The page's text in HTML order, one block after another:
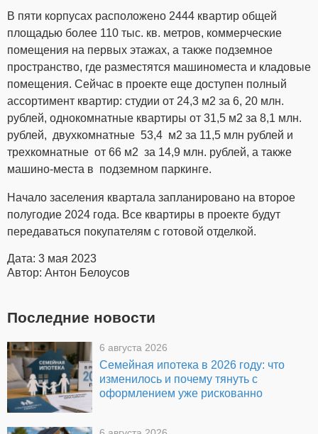
В пяти корпусах расположено 2444 квартир общей
площадью более 110 тыс. кв. метров, коммерческие
помещения на первых этажах, а также подземное
пространство, где разместятся машиноместа и кладовые
помещения. Сейчас в проекте еще доступен полный
ассортимент квартир: студии от 24,3 м2 за 6, 20 млн.
рублей, однокомнатные квартиры от 31,5 м2 за 8,1 млн.
рублей, двухкомнатные 53,4 м2 за 11,5 млн рублей и
трехкомнатные от 66 м2 за 14,9 млн. рублей, а также
машино-места в подземном паркинге.
Начало заселения квартала запланировано на второе
полугодие 2024 года. Все квартиры в проекте будут
передаваться покупателям с готовой отделкой.
Дата: 3 мая 2023
Автор: Антон Белоусов
Последние новости
6 августа 2026
Семейная ипотека в 2026 году: что
изменилось и почему тянуть с
оформлением уже рискованно